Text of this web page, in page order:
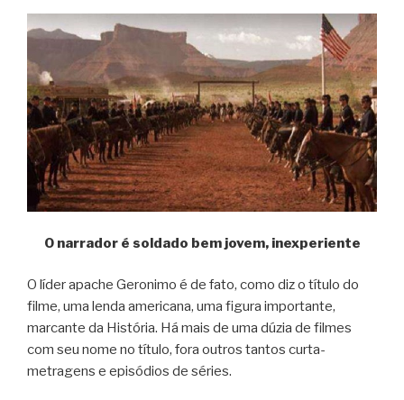
O narrador é soldado bem jovem, inexperiente
O líder apache Geronimo é de fato, como diz o título do
filme, uma lenda americana, uma figura importante,
marcante da História. Há mais de uma dúzia de filmes
com seu nome no título, fora outros tantos curta-
metragens e episódios de séries.